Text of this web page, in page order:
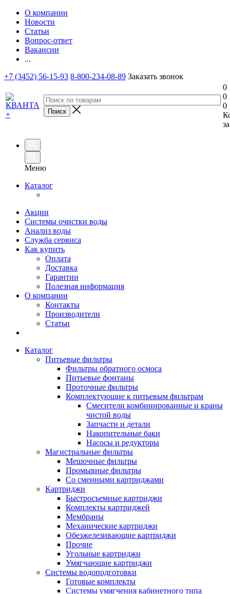
О компании
Новости
Статьи
Вопрос-ответ
Вакансии
...
+7 (3452) 56-15-93 8-800-234-08-89 Заказать звонок
0
0
0
Меню
Каталог
Акции
Системы очистки воды
Анализ воды
Служба сервиса
Как купить
Оплата
Доставка
Гарантии
Полезная информация
О компании
Контакты
Производители
Статьи
Каталог
Питьевые фильтры
Фильтры обратного осмоса
Питьевые фонтаны
Проточные фильтры
Комплектующие к питьевым фильтрам
Смесители комбинированные и краны
чистой воды
Запчасти и детали
Накопительные баки
Насосы и редукторы
Магистральные фильтры
Мешочные фильтры
Промывные фильтры
Со сменными картриджами
Картриджи
Быстросъемные картриджи
Комплекты картриджей
Мембраны
Механические картриджи
Обезжелезивающие картриджи
Прочие
Угольные картриджи
Умягчающие картриджи
Системы водоподготовки
Готовые комплекты
Системы умягчения кабинетного типа